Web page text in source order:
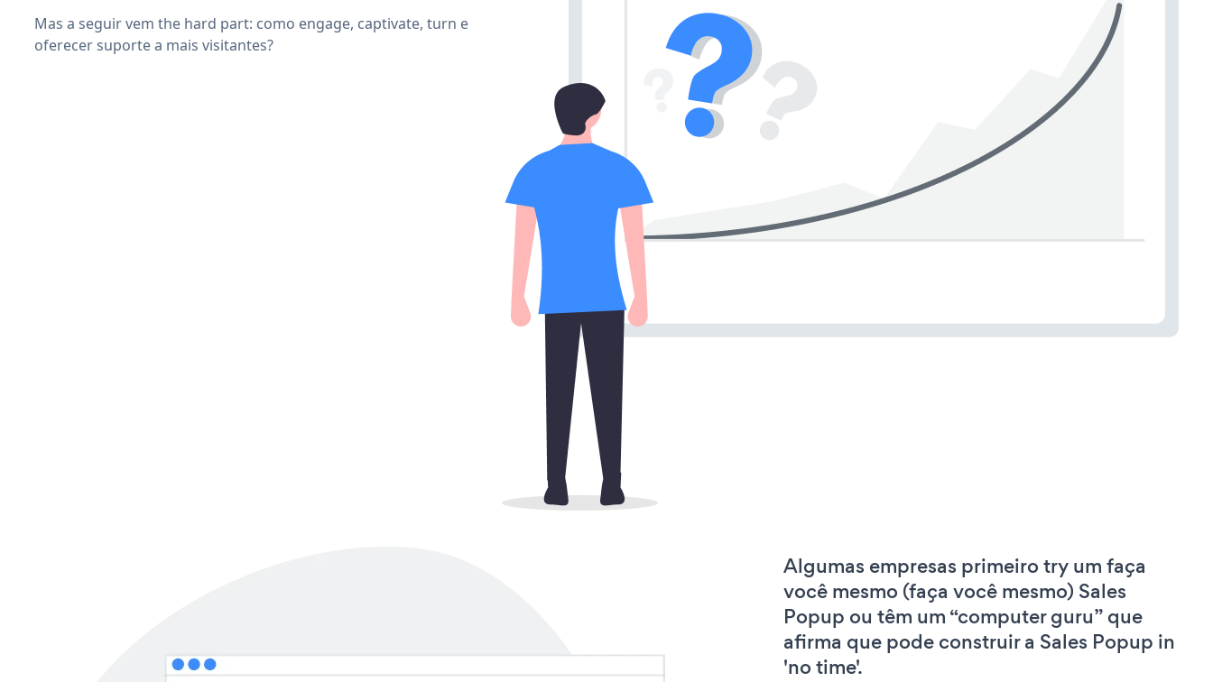
Mas a seguir vem the hard part: como engage, captivate, turn e
oferecer suporte a mais visitantes?
Algumas empresas primeiro try um faça
você mesmo (faça você mesmo) Sales
Popup ou têm um “computer guru” que
afirma que pode construir a Sales Popup in
'no time'.